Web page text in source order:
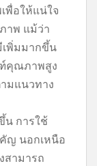
พื่อให้แน่ใจ
าพ แม้ว่า
พิ่มมากขึ้น
คุณภาพสูง
มแนวทาง
น การใช้
ญ นอกเหนือ
สามารถ